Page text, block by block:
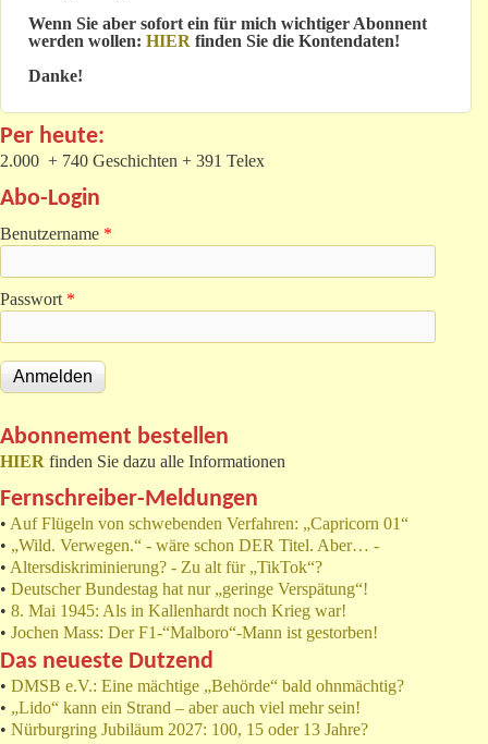
Wenn Sie aber sofort ein für mich wichtiger Abonnent
werden wollen: HIER finden Sie die Kontendaten!
Danke!
Per heute:
2.000 + 740 Geschichten + 391 Telex
Abo-Login
Benutzername *
Passwort *
Abonnement bestellen
HIER finden Sie dazu alle Informationen
Fernschreiber-Meldungen
• Auf Flügeln von schwebenden Verfahren: „Capricorn 01“
• „Wild. Verwegen.“ - wäre schon DER Titel. Aber… -
• Altersdiskriminierung? - Zu alt für „TikTok“?
• Deutscher Bundestag hat nur „geringe Verspätung“!
• 8. Mai 1945: Als in Kallenhardt noch Krieg war!
• Jochen Mass: Der F1-“Malboro“-Mann ist gestorben!
Das neueste Dutzend
• DMSB e.V.: Eine mächtige „Behörde“ bald ohnmächtig?
• „Lido“ kann ein Strand – aber auch viel mehr sein!
• Nürburgring Jubiläum 2027: 100, 15 oder 13 Jahre?